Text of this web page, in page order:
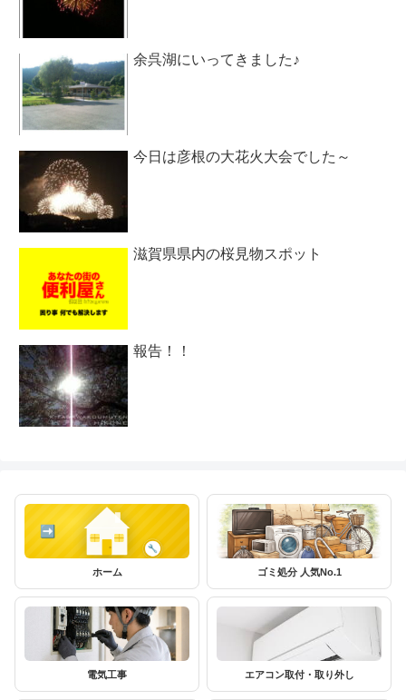
余呉湖にいってきました♪
今日は彦根の大花火大会でした～
滋賀県県内の桜見物スポット
報告！！
ホーム ゴミ処分 人気No.1
電気工事 エアコン取付・取り外し